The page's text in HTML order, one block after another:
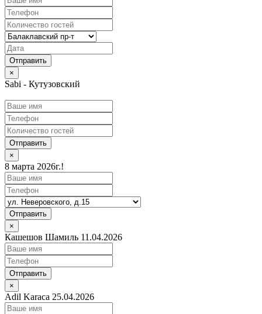
×
Sabi - Кутузовский
Отправить
×
8 марта 2026г.!
Отправить
×
Кашешов Шамиль 11.04.2026
Отправить
×
Adil Karaca 25.04.2026